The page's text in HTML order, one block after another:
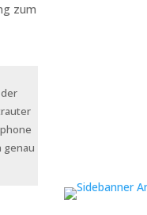
zum
genau